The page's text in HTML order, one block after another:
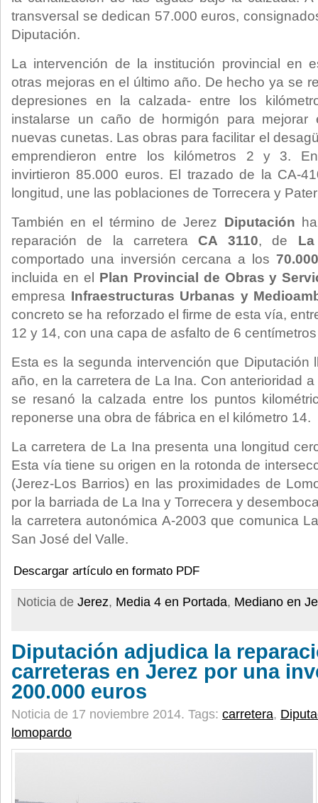
transversal se dedican 57.000 euros,
Diputación.
La intervención de la institución provincial en
otras mejoras en el último año. De hecho ya se
depresiones en la calzada- entre los
instalarse un caño de hormigón para mejorar
nuevas cunetas. Las obras para facilitar el
emprendieron entre los kilómetros 2 y 3.
invirtieron 85.000 euros. El trazado de la CA-
longitud, une las poblaciones de Torrecera y
También en el término de Jerez Diputación
reparación de la carreteraCA 3110, de
comportado una inversión cercana a los
incluida en el Plan Provincial de Obras y
empresa Infraestructuras Urbanas y
concreto se ha reforzado el firme de esta vía,
12 y 14, con una capa de asfalto de 6
Esta es la segunda intervención que Diputación
año, en la carretera de La Ina. Con anterioridad
se resanó la calzada entre los puntos
reponerse una obra de fábrica en el kilómetro 14.
La carretera de La Ina presenta una longitud
Esta vía tiene su origen en la rotonda de
(Jerez-Los Barrios) en las proximidades de
por la barriada de La Ina y Torrecera y
la carretera autonómica A-2003 que comunica
San José del Valle.
Descargar artículo en formato PDF
Noticia de Jerez, Media 4 en Portada, Mediano en
Diputación adjudica la
carreteras en Jerez por una
200.000 euros
Noticia de 17 noviembre 2014. Tags: carretera,
lomopardo